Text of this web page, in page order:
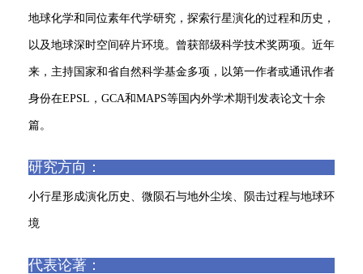
地球化学和同位素年代学研究，探索行星演化的过程和历史，
以及地球深时空间碎片环境。曾获部级科学技术奖两项。近年
来，主持国家和省自然科学基金多项，以第一作者或通讯作者
身份在EPSL，GCA和MAPS等国内外学术期刊发表论文十余
篇。
研究方向：
小行星形成演化历史、微陨石与地外尘埃、陨击过程与地球环
境
代表论著：